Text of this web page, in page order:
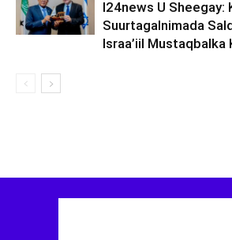
I24news U Sheegay:
Suurtagalnimada
Israa’iil Mustaqbalka